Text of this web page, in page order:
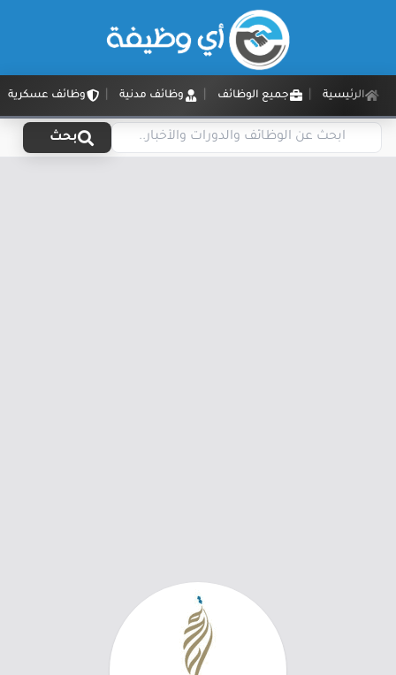
الرئيسية جميع الوظائف وظائف مدنية وظائف عسكرية
بحث